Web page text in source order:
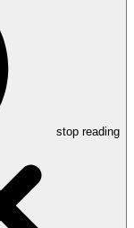
stop reading